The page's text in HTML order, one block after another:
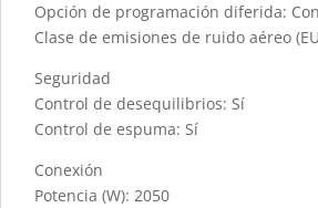
Opción de programación diferida:
Clase de emisiones de ruido aéreo
Seguridad
Control de desequilibrios: Sí
Control de espuma: Sí
Conexión
Potencia (W): 2050